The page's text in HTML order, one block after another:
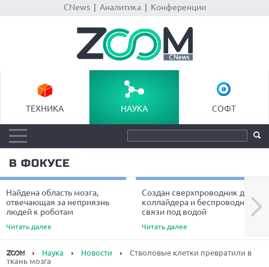
CNews| Аналитика| Конференции
ТЕХНИКА НАУКА СОФТ
В ФОКУСЕ
Найдена область мозга,
отвечающая за неприязнь
людей к роботам
Читать далее
Создан сверхпроводник для
коллайдера и беспроводной
связи под водой
Читать далее
Next
Наука Новости
Стволовые клетки превратили в
ткань мозга